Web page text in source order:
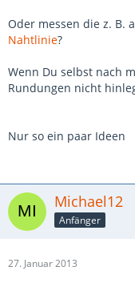
Oder messen die z. B.
Nahtlinie?
Wenn Du selbst nach
Rundungen nicht
Nur so ein paar Ideen
Michael12
Anfänger
27. Januar 2013